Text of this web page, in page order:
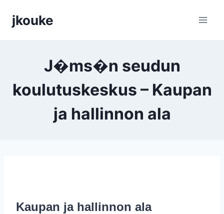
sisältöön
jkouke
J�ms�n seudun
koulutuskeskus – Kaupan
ja hallinnon ala
Kaupan ja hallinnon ala